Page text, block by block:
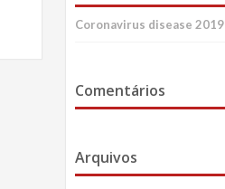
Coronavirus disease 2019
Comentários
Arquivos